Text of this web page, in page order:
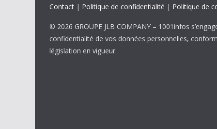
Contact | Politique de confidentialité | Politique de
© 2026 GROUPE JLB COMPANY – 1001infos
confidentialité de vos données personnelles,
législation en vigueur.